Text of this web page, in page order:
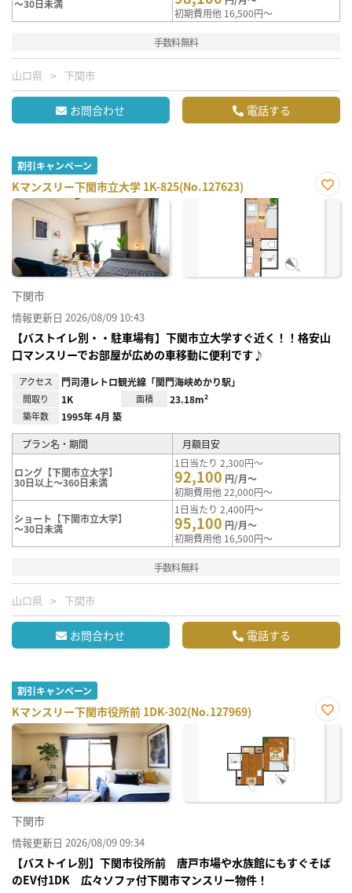
～30日未満
初期費用他 16,500円～
手数料無料
山口県 下関市
お問合わせ 電話する
割引キャンペーン
Kマンスリー下関市立大学 1K-825(No.127623)
お気
下関市
情報更新日 2026/08/09 10:43
【バストイレ別・・駐車場有】下関市立大学すぐ近く！！格安山
口マンスリーでお部屋が広めの車移動に便利です♪
アクセス 門司港レトロ観光線「関門海峡めかり駅」
間取り 1K 面積 23.18m²
築年数 1995年 4月 築
プラン名・期間 月額目安
ロング【下関市立大学】
30日以上～360日未満
1日当たり 2,300円～
92,100 円/月～
初期費用他 22,000円～
ショート【下関市立大学】
～30日未満
1日当たり 2,400円～
95,100 円/月～
初期費用他 16,500円～
手数料無料
山口県 下関市
お問合わせ 電話する
割引キャンペーン
Kマンスリー下関市役所前 1DK-302(No.127969)
お気
下関市
情報更新日 2026/08/09 09:34
【バストイレ別】下関市役所前 唐戸市場や水族館にもすぐそば
のEV付1DK 広々ソファ付下関市マンスリー物件！